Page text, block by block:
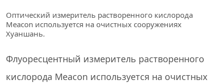
Оптический измеритель растворенного кислорода
Meacon используется на очистных сооружениях
Хуаншань.
Флуоресцентный измеритель растворенного
кислорода Meacon используется на очистных